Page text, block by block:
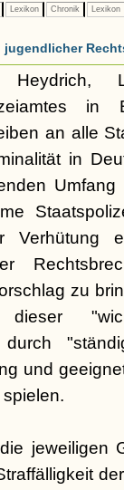
Lexikon Chronik Lexikon
Heydrich,
an alle
in
Verhütung
zu
dieser
durch
und
jeweiligen